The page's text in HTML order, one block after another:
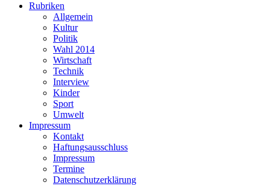
Rubriken
Allgemein
Kultur
Politik
Wahl 2014
Wirtschaft
Technik
Interview
Kinder
Sport
Umwelt
Impressum
Kontakt
Haftungsausschluss
Impressum
Termine
Datenschutzerklärung